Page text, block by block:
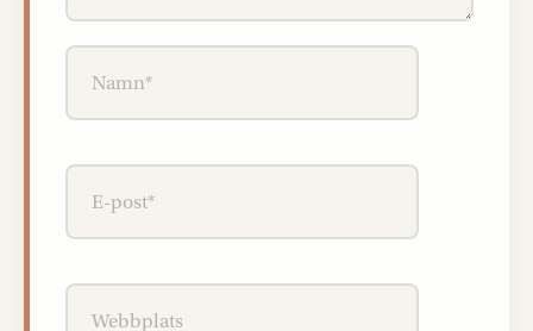
post*